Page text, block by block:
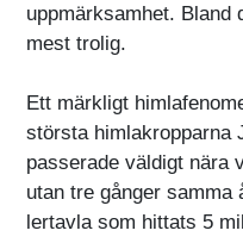
uppmärksamhet.
mest trolig.
Ett märkligt
största himlakropparna
passerade väldigt nära
utan tre gånger samma
lertavla som hittats 5